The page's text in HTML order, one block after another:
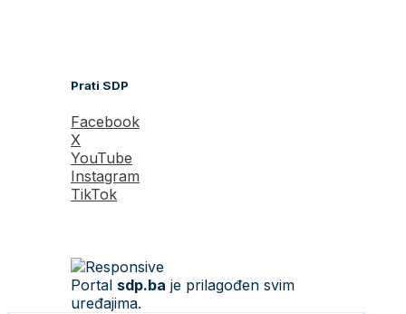
Prati SDP
Facebook
X
YouTube
Instagram
TikTok
Portal sdp.ba je prilagođen svim
uređajima.